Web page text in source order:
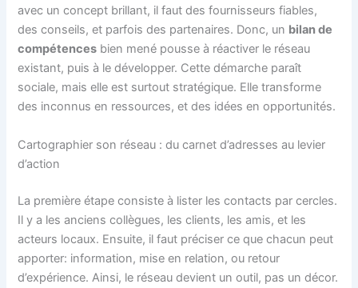
avec un concept brillant, il faut des fournisseurs fiables,
des conseils, et parfois des partenaires. Donc, un bilan de
compétences bien mené pousse à réactiver le réseau
existant, puis à le développer. Cette démarche paraît
sociale, mais elle est surtout stratégique. Elle transforme
des inconnus en ressources, et des idées en opportunités.
Cartographier son réseau : du carnet d’adresses au levier
d’action
La première étape consiste à lister les contacts par cercles.
Il y a les anciens collègues, les clients, les amis, et les
acteurs locaux. Ensuite, il faut préciser ce que chacun peut
apporter: information, mise en relation, ou retour
d’expérience. Ainsi, le réseau devient un outil, pas un décor.